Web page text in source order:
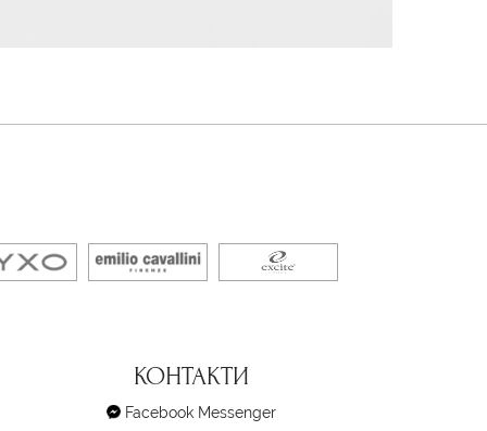
КОНТАКТИ
Facebook Messenger